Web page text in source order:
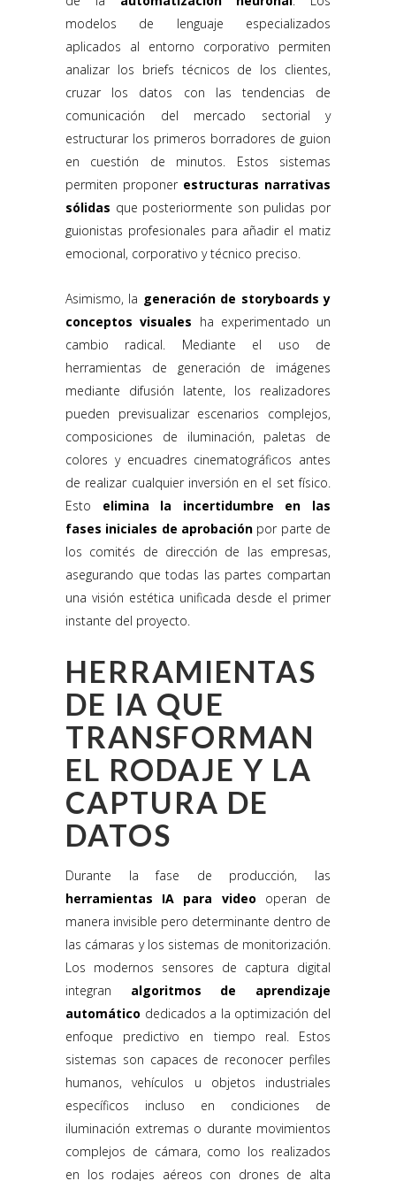
modelos de lenguaje especializados
aplicados al entorno corporativo permiten
analizar los briefs técnicos de los clientes,
cruzar los datos con las tendencias de
comunicación del mercado sectorial y
estructurar los primeros borradores de guion
en cuestión de minutos. Estos sistemas
permiten proponer estructuras narrativas
sólidas que posteriormente son pulidas por
guionistas profesionales para añadir el matiz
emocional, corporativo y técnico preciso.
Asimismo, la generación de storyboards y
conceptos visuales ha experimentado un
cambio radical. Mediante el uso de
herramientas de generación de imágenes
mediante difusión latente, los realizadores
pueden previsualizar escenarios complejos,
composiciones de iluminación, paletas de
colores y encuadres cinematográficos antes
de realizar cualquier inversión en el set físico.
Esto elimina la incertidumbre en las
fases iniciales de aprobación por parte de
los comités de dirección de las empresas,
asegurando que todas las partes compartan
una visión estética unificada desde el primer
instante del proyecto.
HERRAMIENTAS
DE IA QUE
TRANSFORMAN
EL RODAJE Y LA
CAPTURA DE
DATOS
Durante la fase de producción, las
herramientas IA para video operan de
manera invisible pero determinante dentro de
las cámaras y los sistemas de monitorización.
Los modernos sensores de captura digital
integran algoritmos de aprendizaje
automático dedicados a la optimización del
enfoque predictivo en tiempo real. Estos
sistemas son capaces de reconocer perfiles
humanos, vehículos u objetos industriales
específicos incluso en condiciones de
iluminación extremas o durante movimientos
complejos de cámara, como los realizados
en los rodajes aéreos con drones de alta